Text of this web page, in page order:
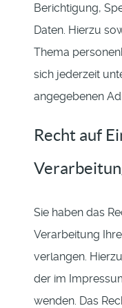
Berichtigung,
Daten. Hierzu
Thema
sich jederzeit
angegebenen
Recht auf
Sie haben das
Verarbeitung
verlangen.
der im
wenden. Das